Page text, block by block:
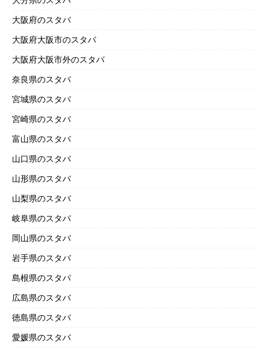
大阪府のスタバ
大阪府大阪市のスタバ
大阪府大阪市外のスタバ
奈良県のスタバ
宮城県のスタバ
宮崎県のスタバ
富山県のスタバ
山口県のスタバ
山形県のスタバ
山梨県のスタバ
岐阜県のスタバ
岡山県のスタバ
岩手県のスタバ
島根県のスタバ
広島県のスタバ
徳島県のスタバ
愛媛県のスタバ